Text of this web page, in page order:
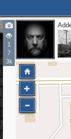
1
7
3k